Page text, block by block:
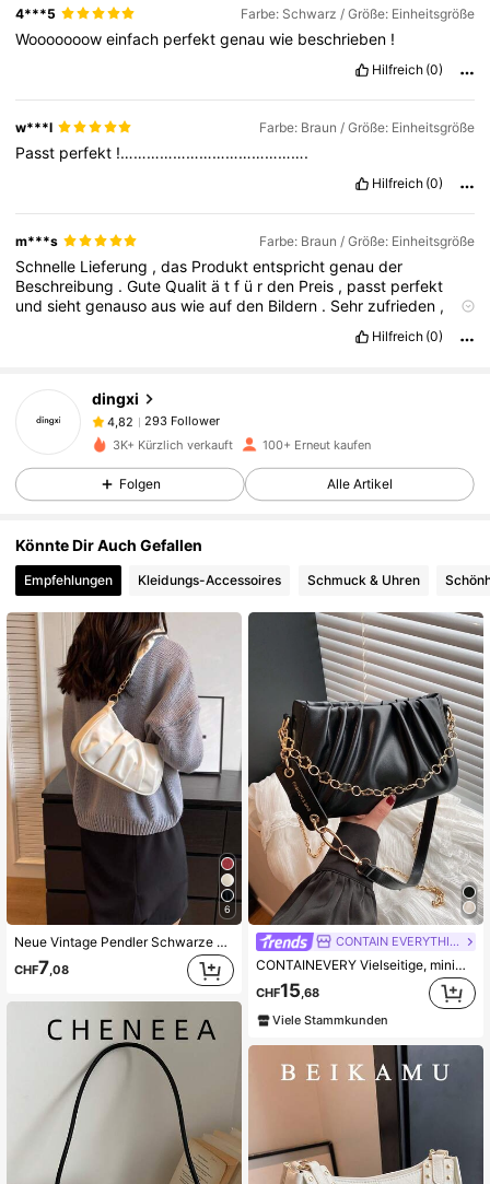
4***5 Farbe: Schwarz / Größe: Einheitsgröße
Woooooooweinfach perfektgenauwie beschrieben !
Hilfreich (0)
w***l Farbe: Braun / Größe: Einheitsgröße
Passt perfekt !…………………………………….
Hilfreich (0)
m***s Farbe: Braun / Größe: Einheitsgröße
Schnelle Lieferung ,das Produktentsprichtgenauder
Beschreibung .GuteQualitätf ü rden Preis , passt perfekt
undsiehtgenausoauswieaufden Bildern . Sehr zufrieden ,
Hilfreich (0)
dingxi
4,82
293 Follower
o***nistVor 1 Taggefolgt
4,82
293 Follower
4,82
4,82 293 Follower
4,82 293 Follower
4,82 293 Follower
4,82 293 Follower
4,82 293 Follower
4,82 293 Follower
3K+ Kürzlich verkauft 100+ Erneut kaufen
Folgen Alle Artikel
Könnte Dir Auch Gefallen
Empfehlungen Kleidungs-Accessoires Schmuck & Uhren
6
Neue Vintage Pendler Schwarze Einfache Plissee Wolken Umhängetasche
CHF7,08
CONTAIN EVERYTHING
CONTAINEVERY Vielseitige, minimalistische, plissierte Umhängetasche in Unifarbe
CHF15 ,68
Viele Stammkunden